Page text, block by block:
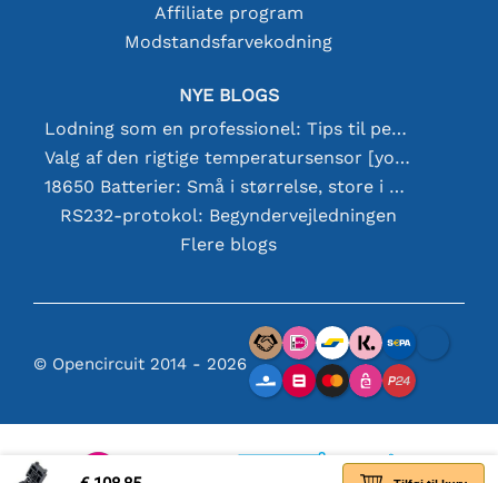
Affiliate program
Modstandsfarvekodning
NYE BLOGS
Lodning som en professionel: Tips til perfekte elektroniske forbindelser
Valg af den rigtige temperatursensor [youtube]
18650 Batterier: Små i størrelse, store i ydeevne
RS232-protokol: Begyndervejledningen
Flere blogs
© Opencircuit 2014 - 2026